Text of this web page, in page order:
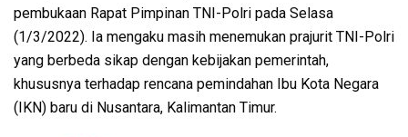
pembukaan Rapat Pimpinan TNI-Polri pada Selasa
(1/3/2022). Ia mengaku masih menemukan prajurit TNI-Polri
yang berbeda sikap dengan kebijakan pemerintah,
khususnya terhadap rencana pemindahan Ibu Kota Negara
(IKN) baru di Nusantara, Kalimantan Timur.